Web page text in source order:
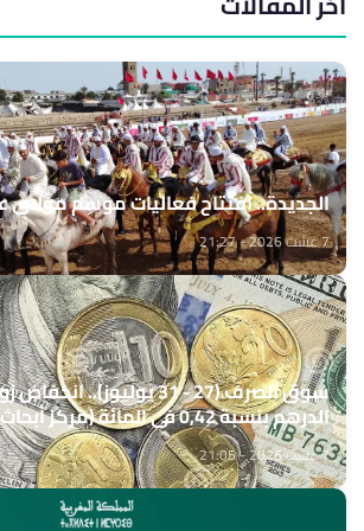
الجديدة.. افتتاح فعاليات موسم مولاي
7 غشت 2026 - 21:27
سوق الصرف (27 - 31 يوليوز)..
الدرهم بنسبة 0,42 في المائة (مركز أبحاث)
7 غشت 2026 - 21:05